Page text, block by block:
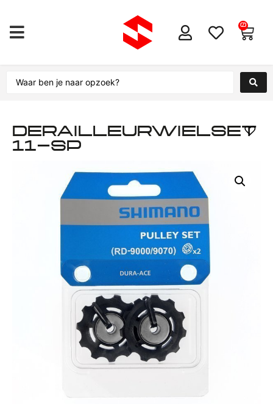
0
DERAILLEURWIELSET
11-SP